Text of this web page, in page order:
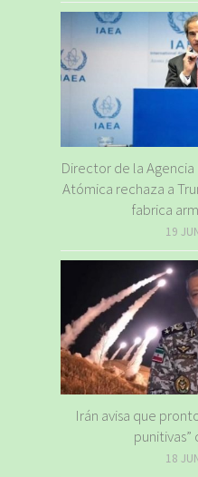
Director de la
Atómica rechaza a
fabrica
19
Irán avisa que
18